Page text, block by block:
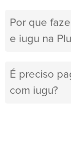
Por que
e iugu na
É preciso
com iugu?